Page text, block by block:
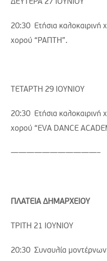
ΔΕΥΤΕΡΑ 27 ΙΟΥΝΙΟΥ
20:30 Ετήσια καλοκαιρινή
χορού “ΡΑΠΤΗ”.
ΤΕΤΑΡΤΗ 29 ΙΟΥΝΙΟΥ
20:30 Ετήσια καλοκαιρινή
χορού “EVA DANCE
———————————–
ΠΛΑΤΕΙΑ ΔΗΜΑΡΧΕΙΟΥ
ΤΡΙΤΗ 21 ΙΟΥΝΙΟΥ
20:30 Συναυλία